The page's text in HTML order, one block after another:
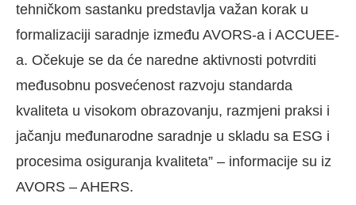
tehničkom sastanku predstavlja važan korak u
formalizaciji saradnje između AVORS-a i ACCUEE-
a. Očekuje se da će naredne aktivnosti potvrditi
međusobnu posvećenost razvoju standarda
kvaliteta u visokom obrazovanju, razmjeni praksi i
jačanju međunarodne saradnje u skladu sa ESG i
procesima osiguranja kvaliteta” – informacije su iz
AVORS – AHERS.